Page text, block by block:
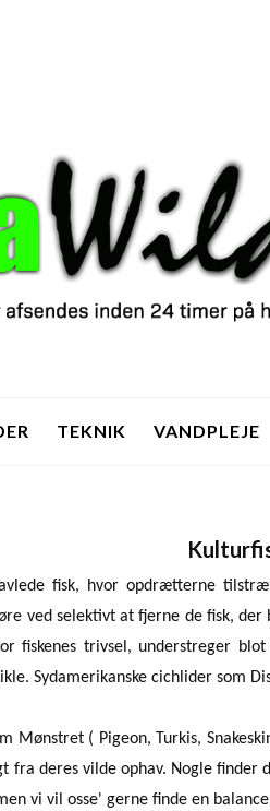
TEKNIK VANDPLEJE
fisk, hvor opdrætterne
ved selektivt at fjerne de fisk,
fiskenes trivsel, understreger
Sydamerikanske cichlider som
Mønstret ( Pigeon, Turkis,
fra deres vilde ophav. Nogle
vi vil osse' gerne finde en